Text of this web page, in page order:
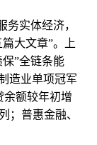
务实体经济，
大文章”。上
”全链条能
造业单项冠军
余额较年初增
；普惠金融、